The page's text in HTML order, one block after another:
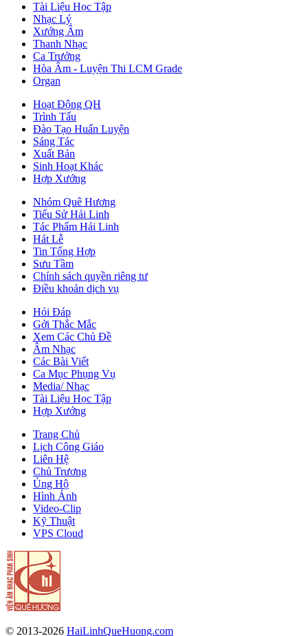
Tài Liệu Học Tập
Nhạc Lý
Xướng Âm
Thanh Nhạc
Ca Trưởng
Hòa Âm - Luyện Thi LCM Grade
Organ
Hoạt Động QH
Trình Tấu
Đào Tạo Huấn Luyện
Sáng Tác
Xuất Bản
Sinh Hoạt Khác
Hợp Xướng
Nhóm Quê Hương
Tiểu Sử Hải Linh
Tác Phẩm Hải Linh
Hát Lễ
Tin Tổng Hợp
Sưu Tầm
Chính sách quyền riêng tư
Điều khoản dịch vụ
Hỏi Đáp
Gởi Thắc Mắc
Xem Các Chủ Đề
Âm Nhạc
Các Bài Viết
Ca Mục Phụng Vụ
Media/ Nhạc
Tài Liệu Học Tập
Hợp Xướng
Trang Chủ
Lịch Công Giáo
Liên Hệ
Chủ Trương
Ủng Hộ
Hình Ảnh
Video-Clip
Kỹ Thuật
VPS Cloud
© 2013-2026 HaiLinhQueHuong.com